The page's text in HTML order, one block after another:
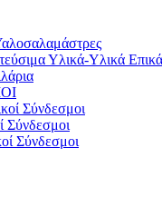
Υλικά-Υλικά
Σύνδεσμοι
Σύνδεσμοι
Σύνδεσμοι